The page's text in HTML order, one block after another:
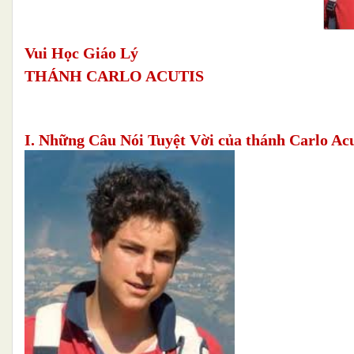
Vui Học Giáo Lý
THÁNH CARLO ACUTIS
I. Những Câu Nói Tuyệt Vời của thánh Carlo